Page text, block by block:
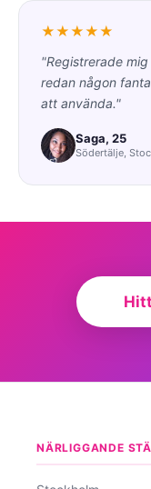
★★★★★
"Registrerade
redan någon
att använda."
Saga, 25
Södertälje,
NÄRLIGGANDE